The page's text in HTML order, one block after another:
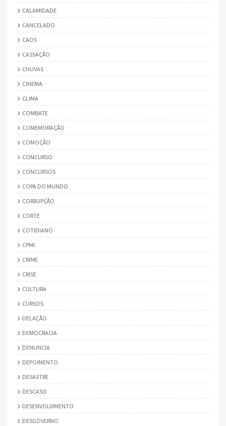
CALAMIDADE
CANCELADO
CAOS
CASSAÇÃO
CHUVAS
CINEMA
CLIMA
COMBATE
COMEMORAÇÃO
COMOÇÃO
CONCURSO
CONCURSOS
COPA DO MUNDO
CORRUPÇÃO
CORTE
COTIDIANO
CPMI
CRIME
CRISE
CULTURA
CURSOS
DELAÇÃO
DEMOCRACIA
DENUNCIA
DEPOIMENTO
DESASTRE
DESCASO
DESENVOLVIMENTO
DESGOVERNO